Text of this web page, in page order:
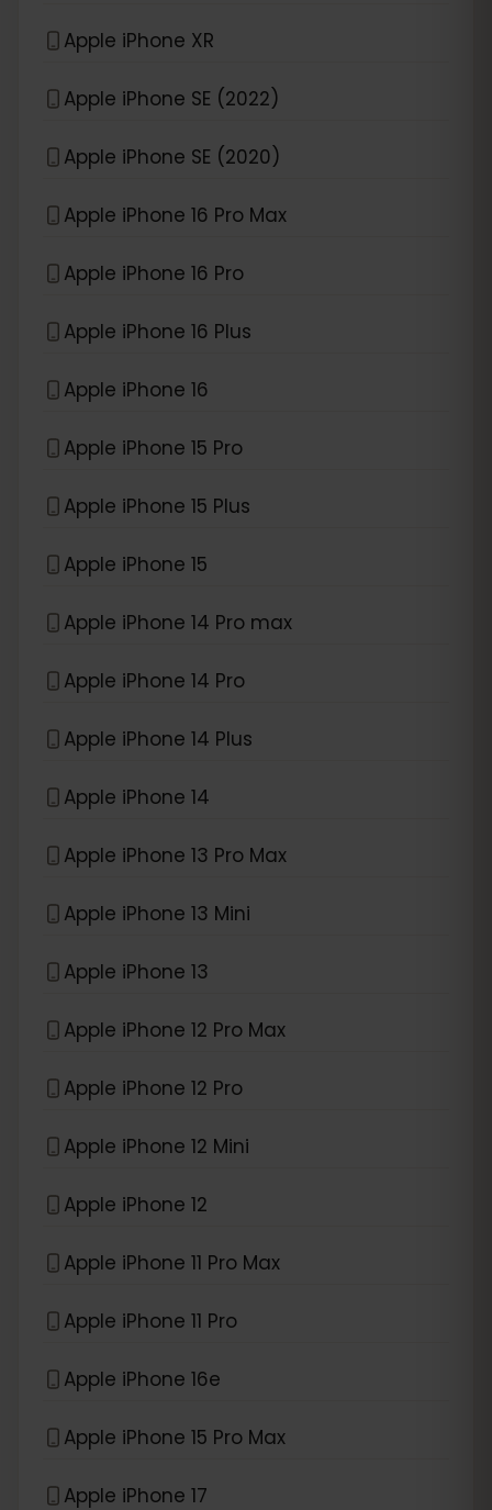
Apple iPhone XR
Apple iPhone SE (2022)
Apple iPhone SE (2020)
Apple iPhone 16 Pro Max
Apple iPhone 16 Pro
Apple iPhone 16 Plus
Apple iPhone 16
Apple iPhone 15 Pro
Apple iPhone 15 Plus
Apple iPhone 15
Apple iPhone 14 Pro max
Apple iPhone 14 Pro
Apple iPhone 14 Plus
Apple iPhone 14
Apple iPhone 13 Pro Max
Apple iPhone 13 Mini
Apple iPhone 13
Apple iPhone 12 Pro Max
Apple iPhone 12 Pro
Apple iPhone 12 Mini
Apple iPhone 12
Apple iPhone 11 Pro Max
Apple iPhone 11 Pro
Apple iPhone 16e
Apple iPhone 15 Pro Max
Apple iPhone 17